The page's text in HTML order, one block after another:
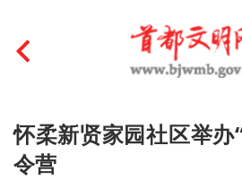
首页
文明创建
怀柔新贤家园社区举办
令营